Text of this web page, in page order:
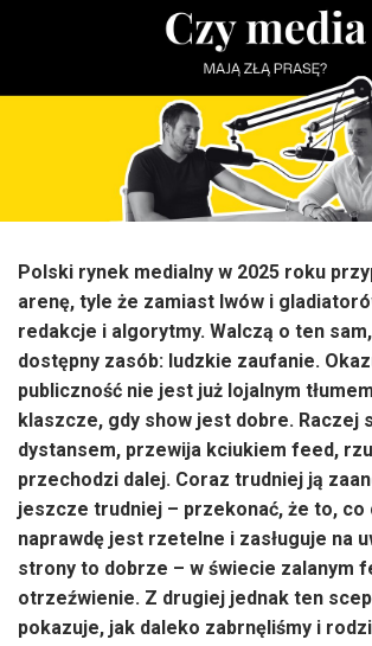
Polski rynek medialny w 2025 roku
arenę, tyle że zamiast lwów i
redakcje i algorytmy. Walczą o ten
dostępny zasób: ludzkie zaufanie.
publiczność nie jest już lojalnym
klaszcze, gdy show jest dobre. Raczej
dystansem, przewija kciukiem feed,
przechodzi dalej. Coraz trudniej ją
jeszcze trudniej – przekonać, że to, co
naprawdę jest rzetelne i zasługuje na
strony to dobrze – w świecie zalanym
otrzeźwienie. Z drugiej jednak ten
pokazuje, jak daleko zabrnęliśmy i